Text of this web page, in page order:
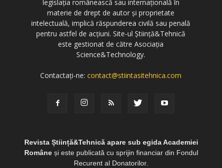
legislația românească sau internațională în
materie de drept de autor și proprietate
intelectuală, implică răspunderea civilă sau penală
pentru astfel de acțiuni. Site-ul Știință&Tehnică
este gestionat de către Asociația
Science&Technology.
Contactați-ne:contact@stiintasitehnica.com
Revista Știință&Tehnică apare sub egida Academiei
Româneși este publicată cu sprijin financiar din Fondul
Recurent al Donatorilor.